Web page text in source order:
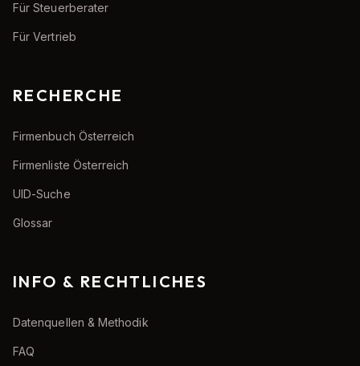
Für Steuerberater
Für Vertrieb
RECHERCHE
Firmenbuch Österreich
Firmenliste Österreich
UID-Suche
Glossar
INFO & RECHTLICHES
Datenquellen & Methodik
FAQ